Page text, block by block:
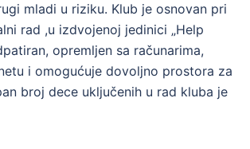
mladi u riziku. Klub je osnovan pri
rad ,u izdvojenoj jedinici „Help
opremljen sa računarima,
i omogućuje dovoljno prostora za
broj dece uključenih u rad kluba je